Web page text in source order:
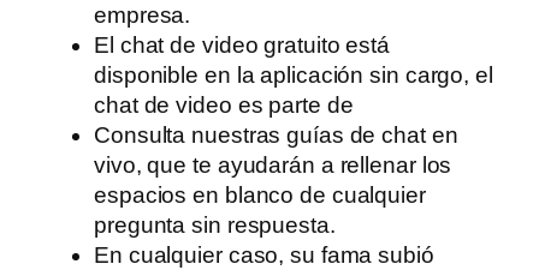
empresa.
El chat de video gratuito está
disponible en la aplicación sin cargo, el
chat de video es parte de
Consulta nuestras guías de chat en
vivo, que te ayudarán a rellenar los
espacios en blanco de cualquier
pregunta sin respuesta.
En cualquier caso, su fama subió